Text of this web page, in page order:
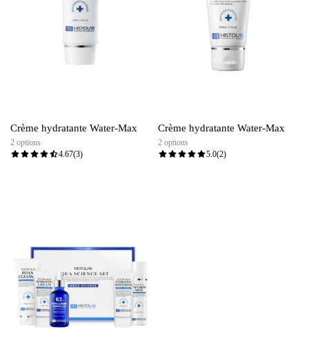
Crème hydratante Water-Max
2 options
4.67(3)
Crème hydratante Water-Max
2 options
5.0(2)